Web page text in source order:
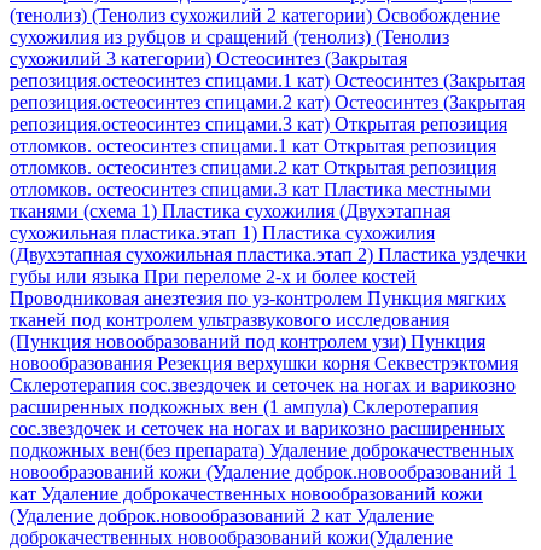
(тенолиз) (Тенолиз сухожилий 2 категории) Освобождение
сухожилия из рубцов и сращений (тенолиз) (Тенолиз
сухожилий 3 категории) Остеосинтез (Закрытая
репозиция.остеосинтез спицами.1 кат) Остеосинтез (Закрытая
репозиция.остеосинтез спицами.2 кат) Остеосинтез (Закрытая
репозиция.остеосинтез спицами.3 кат) Открытая репозиция
отломков. остеосинтез спицами.1 кат Открытая репозиция
отломков. остеосинтез спицами.2 кат Открытая репозиция
отломков. остеосинтез спицами.3 кат Пластика местными
тканями (схема 1) Пластика сухожилия (Двухэтапная
сухожильная пластика.этап 1) Пластика сухожилия
(Двухэтапная сухожильная пластика.этап 2) Пластика уздечки
губы или языка При переломе 2-х и более костей
Проводниковая анезтезия по уз-контролем Пункция мягких
тканей под контролем ультразвукового исследования
(Пункция новообразований под контролем узи) Пункция
новообразования Резекция верхушки корня Секвестрэктомия
Склеротерапия сос.звездочек и сеточек на ногах и варикозно
расширенных подкожных вен (1 ампула) Склеротерапия
сос.звездочек и сеточек на ногах и варикозно расширенных
подкожных вен(без препарата) Удаление доброкачественных
новообразований кожи (Удаление доброк.новообразований 1
кат Удаление доброкачественных новообразований кожи
(Удаление доброк.новообразований 2 кат Удаление
доброкачественных новообразований кожи(Удаление